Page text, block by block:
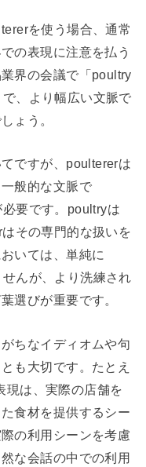
を使う場合、通常
の表現に注意を払う
界の会議で「poultry
、より幅広い文脈で
ょう。
ですが、poultererは
般的な文脈で
必要です。poultryは
その専門的な扱いを
いては、単純に
んが、より洗練され
選びが重要です。
ちなイディオムや句
も大切です。たとえ
現は、実際の店舗を
食材を提供するシー
の利用シーンを考慮
な会話の中での利用